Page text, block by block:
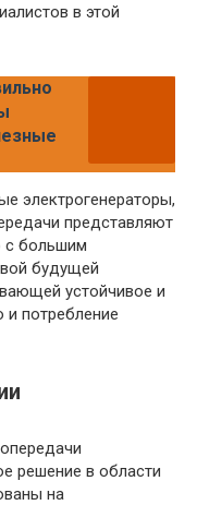
в этой
электрогенераторы,
представляют
с большим
будущей
устойчивое и
и потребление
решение в области
на